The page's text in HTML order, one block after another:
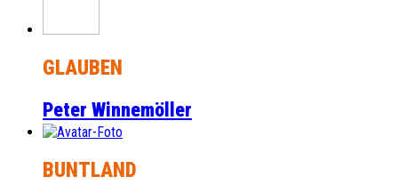
GLAUBEN
Peter Winnemöller
BUNTLAND